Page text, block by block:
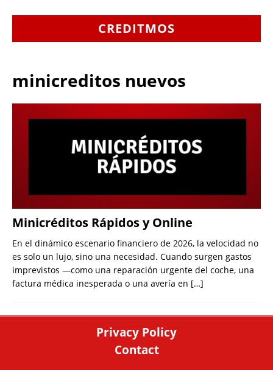
CREDITMOS
minicreditos nuevos
Minicréditos Rápidos y Online
En el dinámico escenario financiero de 2026, la velocidad no
es solo un lujo, sino una necesidad. Cuando surgen gastos
imprevistos —como una reparación urgente del coche, una
factura médica inesperada o una avería en […]
Privacy Policy
Contact